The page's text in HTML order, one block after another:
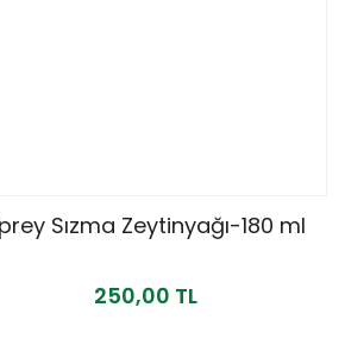
Sızma Zeytinyağı-180 ml
250,00 TL